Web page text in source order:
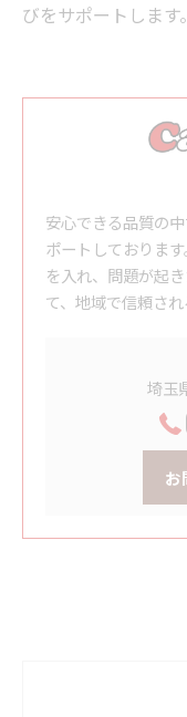
びをサポートします。
安心できる品質の
ポートしておりま
を入れ、問題が起
て、地域で信頼さ
埼玉
お